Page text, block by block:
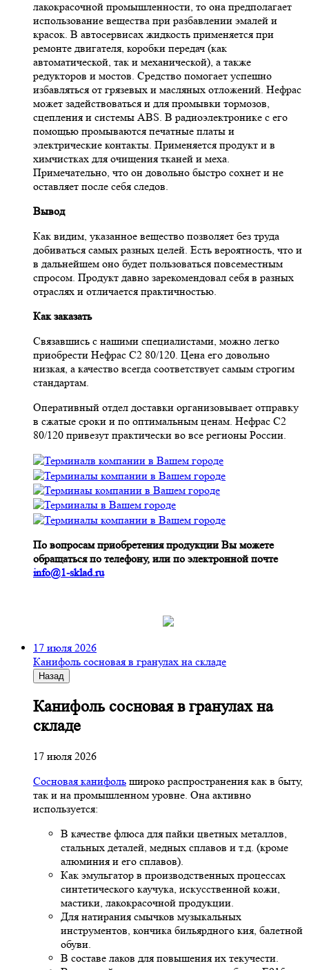
лакокрасочной промышленности, то она предполагает
использование вещества при разбавлении эмалей и
красок. В автосервисах жидкость применяется при
ремонте двигателя, коробки передач (как
автоматической, так и механической), а также
редукторов и мостов. Средство помогает успешно
избавляться от грязевых и масляных отложений. Нефрас
может задействоваться и для промывки тормозов,
сцепления и системы ABS. В радиоэлектронике с его
помощью промываются печатные платы и
электрические контакты. Применяется продукт и в
химчистках для очищения тканей и меха.
Примечательно, что он довольно быстро сохнет и не
оставляет после себя следов.
Вывод
Как видим, указанное вещество позволяет без труда
добиваться самых разных целей. Есть вероятность, что и
в дальнейшем оно будет пользоваться повсеместным
спросом. Продукт давно зарекомендовал себя в разных
отраслях и отличается практичностью.
Как заказать
Связавшись с нашими специалистами, можно легко
приобрести Нефрас С2 80/120. Цена его довольно
низкая, а качество всегда соответствует самым строгим
стандартам.
Оперативный отдел доставки организовывает отправку
в сжатые сроки и по оптимальным ценам. Нефрас С2
80/120 привезут практически во все регионы России.
По вопросам приобретения продукции Вы можете
обращаться по телефону, или по электронной почте
info@1-sklad.ru
17 июля 2026
Канифоль сосновая в гранулах на складе
Назад
Канифоль сосновая в гранулах на
складе
17 июля 2026
Сосновая канифоль широко распространения как в быту,
так и на промышленном уровне. Она активно
используется:
В качестве флюса для пайки цветных металлов,
стальных деталей, медных сплавов и т.д. (кроме
алюминия и его сплавов).
Как эмульгатор в производственных процессах
синтетического каучука, искусственной кожи,
мастики, лакокрасочной продукции.
Для натирания смычков музыкальных
инструментов, кончика бильярдного кия, балетной
обуви.
В составе лаков для повышения их текучести.